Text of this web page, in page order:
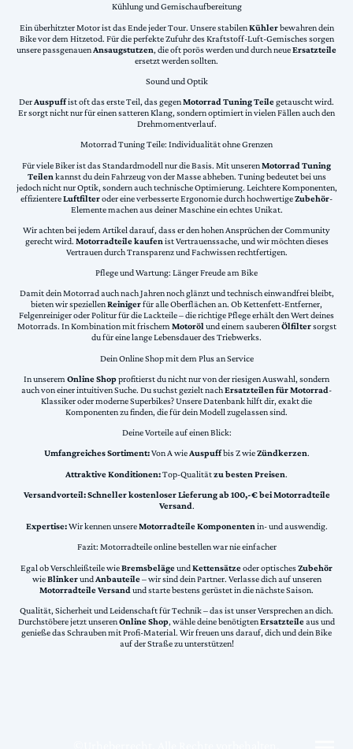
Kühlung und Gemischaufbereitung
Ein überhitzter Motor ist das Ende jeder Tour. Unsere stabilenKühlerbewahren dein
Bike vor dem Hitzetod. Für die perfekte Zufuhr des Kraftstoff-Luft-Gemisches sorgen
unsere passgenauenAnsaugstutzen, die oft porös werden und durch neueErsatzteile
ersetzt werden sollten.
Sound und Optik
DerAuspuffist oft das erste Teil, das gegenMotorrad Tuning Teilegetauscht wird.
Er sorgt nicht nur für einen satteren Klang, sondern optimiert in vielen Fällen auch den
Drehmomentverlauf.
Motorrad Tuning Teile: Individualität ohne Grenzen
Für viele Biker ist das Standardmodell nur die Basis. Mit unserenMotorrad Tuning
Teilen kannst du dein Fahrzeug von der Masse abheben. Tuning bedeutet bei uns
jedoch nicht nur Optik, sondern auch technische Optimierung. Leichtere Komponenten,
effizientereLuftfilteroder eine verbesserte Ergonomie durch hochwertigeZubehör-
Elemente machen aus deiner Maschine ein echtes Unikat.
Wir achten bei jedem Artikel darauf, dass er den hohen Ansprüchen der Community
gerecht wird. Motorradteile kaufen ist Vertrauenssache, und wir möchten dieses
Vertrauen durch Transparenz und Fachwissen rechtfertigen.
Pflege und Wartung: Länger Freude am Bike
Damit dein Motorrad auch nach Jahren noch glänzt und technisch einwandfrei bleibt,
bieten wir speziellenReinigerfür alle Oberflächen an. Ob Kettenfett-Entferner,
Felgenreiniger oder Politur für die Lackteile – die richtige Pflege erhält den Wert deines
Motorrads. In Kombination mit frischemMotorölund einem sauberenÖlfiltersorgst
du für eine lange Lebensdauer des Triebwerks.
Dein Online Shop mit dem Plus an Service
In unserem Online Shopprofitierst du nicht nur von der riesigen Auswahl, sondern
auch von einer intuitiven Suche. Du suchst gezielt nachErsatzteilen für Motorrad-
Klassiker oder moderne Superbikes? Unsere Datenbank hilft dir, exakt die
Komponenten zu finden, die für dein Modell zugelassen sind.
Deine Vorteile auf einen Blick:
Umfangreiches Sortiment:Von A wieAuspuffbis Z wieZündkerzen.
Attraktive Konditionen:Top-Qualitätzu besten Preisen.
Versandvorteil:Schneller kostenloser Lieferung ab 100,-€ bei Motorradteile
Versand.
Expertise:Wir kennen unsereMotorradteile Komponentenin- und auswendig.
Fazit: Motorradteile online bestellen war nie einfacher
Egal ob Verschleißteile wieBremsbelägeundKettensätzeoder optischesZubehör
wieBlinkerundAnbauteile– wir sind dein Partner. Verlasse dich auf unseren
Motorradteile Versand und starte bestens gerüstet in die nächste Saison.
Qualität, Sicherheit und Leidenschaft für Technik – das ist unser Versprechen an dich.
Durchstöbere jetzt unserenOnline Shop, wähle deine benötigtenErsatzteileaus und
genieße das Schrauben mit Profi-Material. Wir freuen uns darauf, dich und dein Bike
auf der Straße zu unterstützen!